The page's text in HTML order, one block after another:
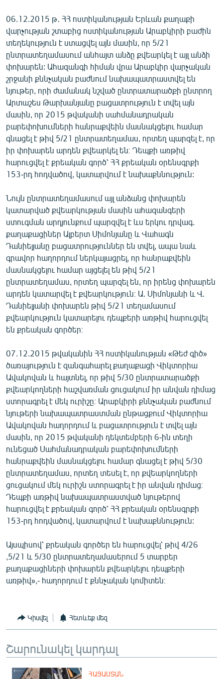
06.12.2015 թ․ ՀՀ ոստիկանության Երևան քաղաքի
վարչության շտաբից ոստիկանության Արաբկիրի բաժին
տեղեկություն է ստացվել այն մասին, որ 5/21
ընտրատեղամասում անհայտ անձը քվեարկել է այլ անձի
փոխարեն: Ահազանգի հիման վրա Արաբկիր վարչական
շրջանի քննչական բաժնում նախապատրաստվել են
նյութեր, որի ժամանակ նշված ընտրատարածքի ընտրող
Արտաշես Թարխանյանը բացատրություն է տվել այն
մասին, որ 2015 թվականի սահմանադրական
բարեփոխումների հանրաքվեին մասնակցելու համար
գնացել է թիվ 5/21 ընտրատեղամաս, որտեղ պարզել է, որ
իր փոխարեն արդեն քվեարկել են։ Դեպքի առթիվ
հարուցվել է քրեական գործ՝ ՀՀ քրեական օրենսգրքի
153-րդ հոդվածով, կատարվում է նախաքննություն:
Նույն ընտրատեղամասում այլ անձանց փոխարեն
կատարված քվեարկության մասին ահազանգերի
ստուգման արդյունքում պարզվել է ևս երկու դրվագ.
քաղաքացիներ Ալբերտ Սիմոնյանը և Վահագն
Դանիելյանը բացատրություններ են տվել, ապա նաև
գրավոր հաղորդում ներկայացրել, որ հանրաքվեին
մասնակցելու համար այցելել են թիվ 5/21
ընտրատեղամաս, որտեղ պարզել են, որ իրենց փոխարեն
արդեն կատարվել է քվեարկություն։ Ա. Սիմոնյանի և Վ.
Դանիելյանի փոխարեն թիվ 5/21 տեղամասում
քվեարկություն կատարելու դեպքերի առթիվ հարուցվել
են քրեական գործեր։
07.12.2015 թվականին ՀՀ ոստիկանության «Թեժ գիծ»
ծառայություն է զանգահարել քաղաքացի Վիկտորիա
Ավակովան և հայտնել, որ թիվ 5/30 ընտրատարածքի
քվեարկողների հաշվառման ցուցակում իր անվան դիմաց
ստորագրել է մեկ ուրիշը։ Արաբկիրի քննչական բաժնում
նյութերի նախապատրաստման ընթացքում Վիկտորիա
Ավակովան հաղորդում և բացատրություն է տվել այն
մասին, որ 2015 թվականի դեկտեմբերի 6-ին տեղի
ունեցած Սահմանադրական բարեփոխումների
հանրաքվեին մասնակցելու համար գնացել է թիվ 5/30
ընտրատեղամաս, որտեղ տեսել է, որ քվեարկողների
ցուցակում մեկ ուրիշն ստորագրել է իր անվան դիմաց։
Դեպքի առթիվ նախապատրաստված նյութերով
հարուցվել է քրեական գործ՝ ՀՀ քրեական օրենսգրքի
153-րդ հոդվածով, կատարվում է նախաքննություն:
Այսպիսով՝ քրեական գործեր են հարուցվել՝ թիվ 4/26
,5/21 և 5/30 ընտրատեղամասերում 5 տարբեր
քաղաքացիների փոխարեն քվեարկելու դեպքերի
առթիվ»,- հաղորդում է քննչական կոմիտեն։
Կիսվել Հետևեք մեզ
Շարունակել կարդալ
ՀԱՅԱՍՏԱՆ